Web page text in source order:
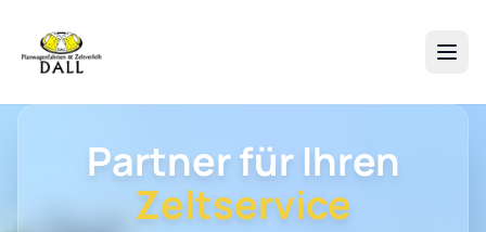
Partner für Ihren
Zeltservice